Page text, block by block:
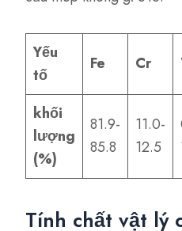
Yếu
tố
Fe Cr
khối
lượng
(%)
81.9-
85.8
11.0-
12.5
Tính chất vật lý